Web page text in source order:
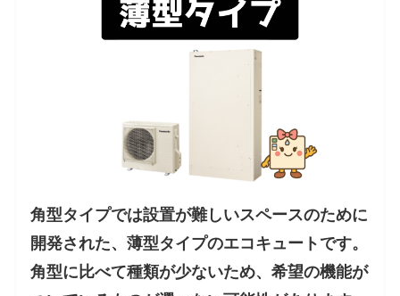
角型タイプでは設置が難しいスペースのために
開発された、薄型タイプのエコキュートです。
角型に比べて種類が少ないため、希望の機能が